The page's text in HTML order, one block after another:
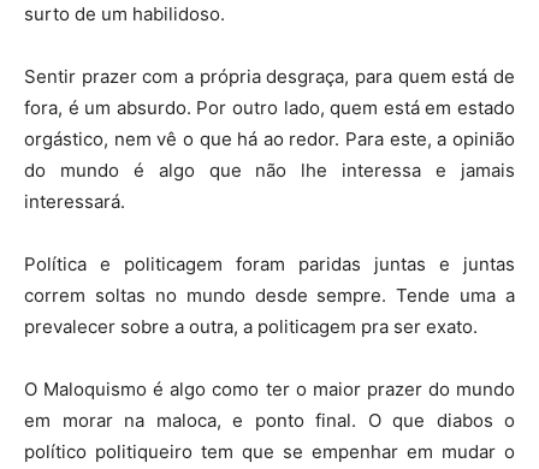
surto de um habilidoso.
Sentir prazer com a própria desgraça, para quem está de
fora, é um absurdo. Por outro lado, quem está em estado
orgástico, nem vê o que há ao redor. Para este, a opinião
do mundo é algo que não lhe interessa e jamais
interessará.
Política e politicagem foram paridas juntas e juntas
correm soltas no mundo desde sempre. Tende uma a
prevalecer sobre a outra, a politicagem pra ser exato.
O Maloquismo é algo como ter o maior prazer do mundo
em morar na maloca, e ponto final. O que diabos o
político politiqueiro tem que se empenhar em mudar o